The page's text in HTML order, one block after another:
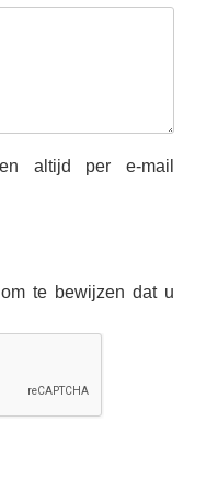
altijd per e-mail
te bewijzen dat u